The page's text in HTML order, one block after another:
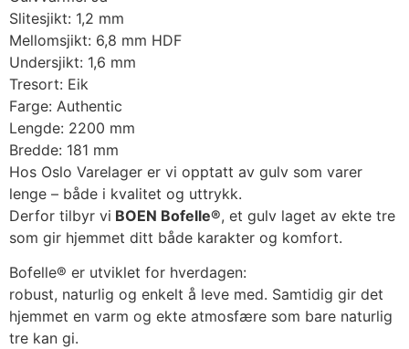
Slitesjikt: 1,2 mm
Mellomsjikt: 6,8 mm HDF
Undersjikt: 1,6 mm
Tresort: Eik
Farge: Authentic
Lengde: 2200 mm
Bredde: 181 mm
Hos Oslo Varelager er vi opptatt av gulv som varer
lenge – både i kvalitet og uttrykk.
Derfor tilbyr vi BOEN Bofelle®, et gulv laget av ekte tre
som gir hjemmet ditt både karakter og komfort.
Bofelle® er utviklet for hverdagen:
robust, naturlig og enkelt å leve med. Samtidig gir det
hjemmet en varm og ekte atmosfære som bare naturlig
tre kan gi.